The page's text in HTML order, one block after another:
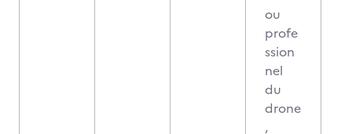
ou
profe
ssion
nel
du
drone
,